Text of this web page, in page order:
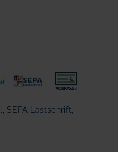
SEPA Lastschrift,